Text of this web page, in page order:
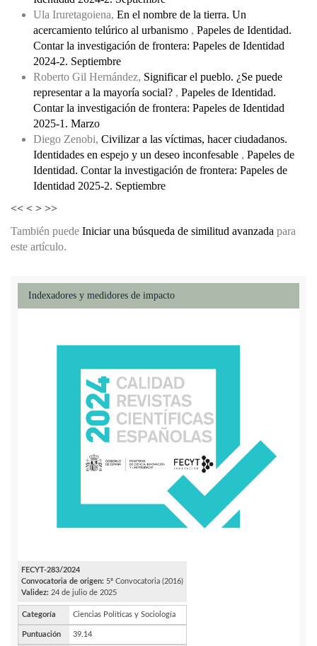
Ula Iruretagoiena, En el nombre de la tierra. Un
acercamiento telúrico al urbanismo , Papeles de Identidad.
Contar la investigación de frontera: Papeles de Identidad
2024-2. Septiembre
Roberto Gil Hernández, Significar el pueblo. ¿Se puede
representar a la mayoría social? , Papeles de Identidad.
Contar la investigación de frontera: Papeles de Identidad
2025-1. Marzo
Diego Zenobi, Civilizar a las víctimas, hacer ciudadanos.
Identidades en espejo y un deseo inconfesable , Papeles de
Identidad. Contar la investigación de frontera: Papeles de
Identidad 2025-2. Septiembre
<< < > >>
También puede Iniciar una búsqueda de similitud avanzada para
este artículo.
Indexadores y medidores de impacto